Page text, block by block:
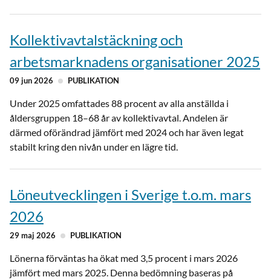
Kollektivavtalstäckning och
arbetsmarknadens organisationer 2025
09 jun 2026 PUBLIKATION
Under 2025 omfattades 88 procent av alla anställda i
åldersgruppen 18–68 år av kollektivavtal. Andelen är
därmed oförändrad jämfört med 2024 och har även legat
stabilt kring den nivån under en lägre tid.
Löneutvecklingen i Sverige t.o.m. mars
2026
29 maj 2026 PUBLIKATION
Lönerna förväntas ha ökat med 3,5 procent i mars 2026
jämfört med mars 2025. Denna bedömning baseras på